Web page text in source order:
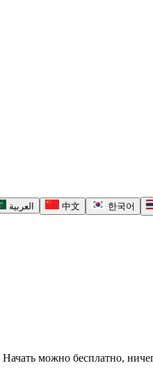
العربية 中文 한국어
можно бесплатно,